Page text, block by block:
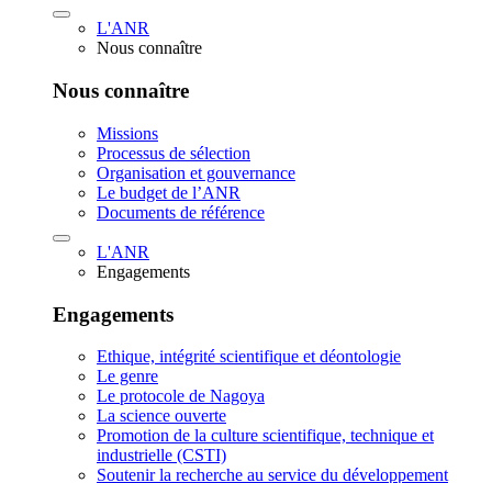
L'ANR
Nous connaître
Nous connaître
Missions
Processus de sélection
Organisation et gouvernance
Le budget de l’ANR
Documents de référence
L'ANR
Engagements
Engagements
Ethique, intégrité scientifique et déontologie
Le genre
Le protocole de Nagoya
La science ouverte
Promotion de la culture scientifique, technique et
industrielle (CSTI)
Soutenir la recherche au service du développement